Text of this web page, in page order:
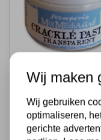
STAMPERIA
Crackle Paste
ml.
€8,95 Op
Wij maken
Wij gebruiken
optimaliseren,
gerichte